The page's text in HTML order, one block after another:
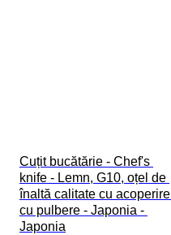
Cuțit bucătărie - Chef's
knife - Lemn, G10, oțel de
înaltă calitate cu acoperire
cu pulbere - Japonia -
Japonia